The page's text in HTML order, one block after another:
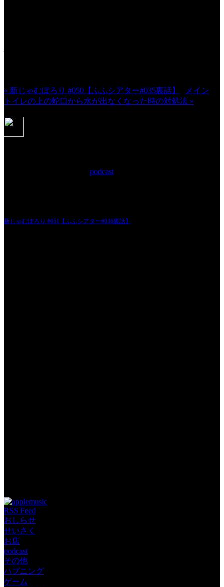
« 新じゃむぽろり #050【ふふシアター#035裏話】 メイン
トイレの上の蛇口から水が出なくなった時の対処法 »
podcast
新じゃむぽろり #051【ふふシアター#036裏話】
RSS Feed
おしらせ
せいさく
お店
podcast
その他
ハプニング
ゲーム